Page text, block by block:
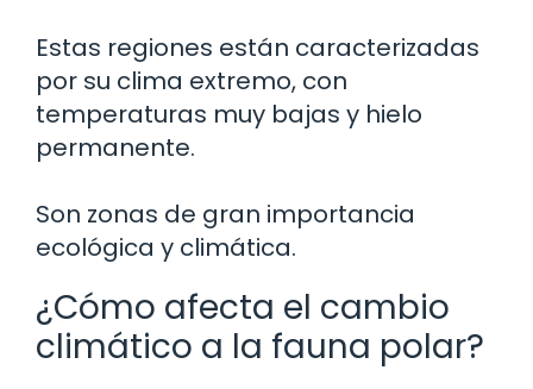
Estas regiones están caracterizadas
por su clima extremo, con
temperaturas muy bajas y hielo
permanente.
Son zonas de gran importancia
ecológica y climática.
¿Cómo afecta el cambio
climático a la fauna polar?